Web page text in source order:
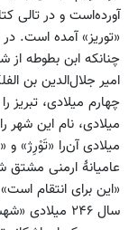
آورده‌است و در تالی
«توریز» آمده است.
چنانکه ابن بطوطه
امیر جلال‌الدین بن
چهارم میلادی، تبریز
میلادی، نام این شهر
میلادی آن‌را «تَوْرِژ» و
عامیانهٔ ارمنی
«این برای انتقام
سال ۲۴۶